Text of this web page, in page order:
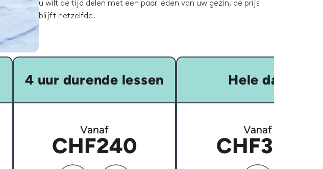
u wilt de tijd delen met een paar leden van uw gezin, de prijs
blijft hetzelfde.
4 uur durende lessen
Vanaf
CHF240
Hele dag
Vanaf
CHF350